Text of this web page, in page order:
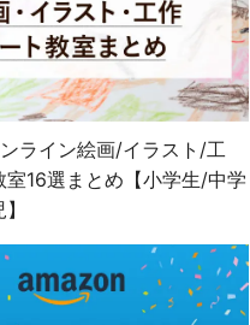
ライン絵画/イラスト/工
16選まとめ【小学生/中学